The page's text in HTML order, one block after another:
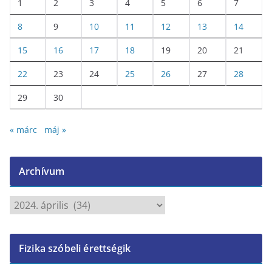
1 2 3 4 5 6 7
8 9 10 11 12 13 14
15 16 17 18 19 20 21
22 23 24 25 26 27 28
29 30
« márc máj »
Archívum
r
c
í
Fizika szóbeli érettségik